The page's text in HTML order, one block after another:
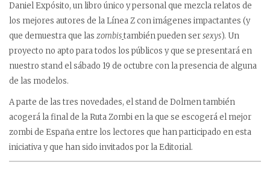
Daniel Expósito, un libro único y personal que mezcla relatos de
los mejores autores de la Línea Z con imágenes impactantes (y
que demuestra que las zombistambién pueden sersexys). Un
proyecto no apto para todos los públicos y que se presentará en
nuestro stand el sábado 19 de octubre con la presencia de alguna
de las modelos.
A parte de las tres novedades, el stand de Dolmen también
acogerá la final de la Ruta Zombi en la que se escogerá el mejor
zombi de España entre los lectores que han participado en esta
iniciativa y que han sido invitados por la Editorial.